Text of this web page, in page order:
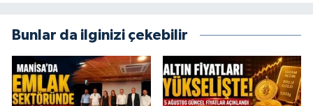
Bunlar da ilginizi çekebilir